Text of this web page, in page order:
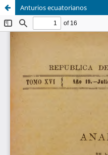
Anturios ecuatorianos